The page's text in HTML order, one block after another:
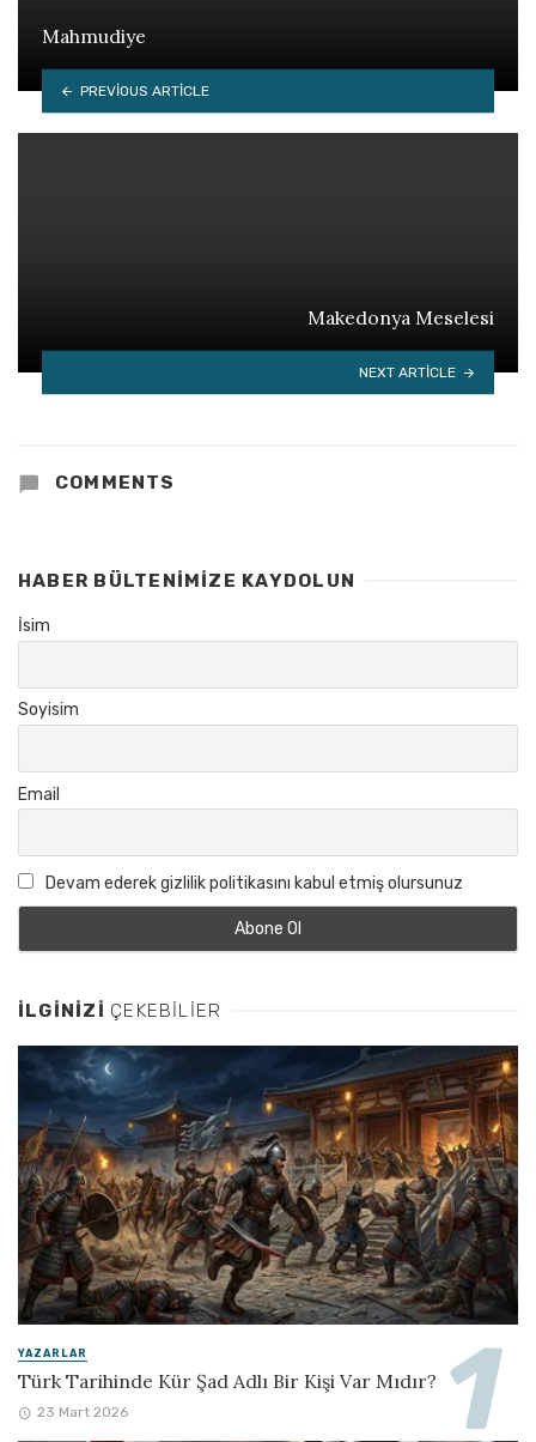
Mahmudiye
PREVIOUS ARTICLE
Makedonya Meselesi
NEXT ARTICLE
COMMENTS
HABER BÜLTENIMIZE KAYDOLUN
İsim
Soyisim
Email
Devam ederek gizlilik politikasını kabul etmiş olursunuz
İLGINIZI ÇEKEBILIER
YAZARLAR
Türk Tarihinde Kür Şad Adlı Bir Kişi Var Mıdır?
23 Mart 2026